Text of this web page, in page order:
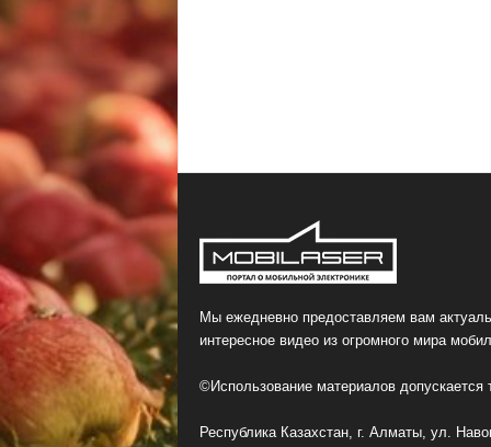
Мы ежедневно предоставляем вам
интересное видео из огромного мира
©Использование материалов
Республика Казахстан, г. Алматы, ул.